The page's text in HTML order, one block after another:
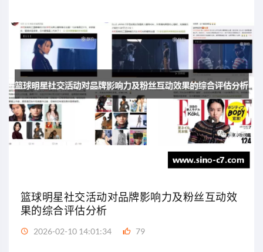
篮球明星社交活动对品牌影响力及粉丝互动效
果的综合评估分析
2026-02-10 14:01:34 79